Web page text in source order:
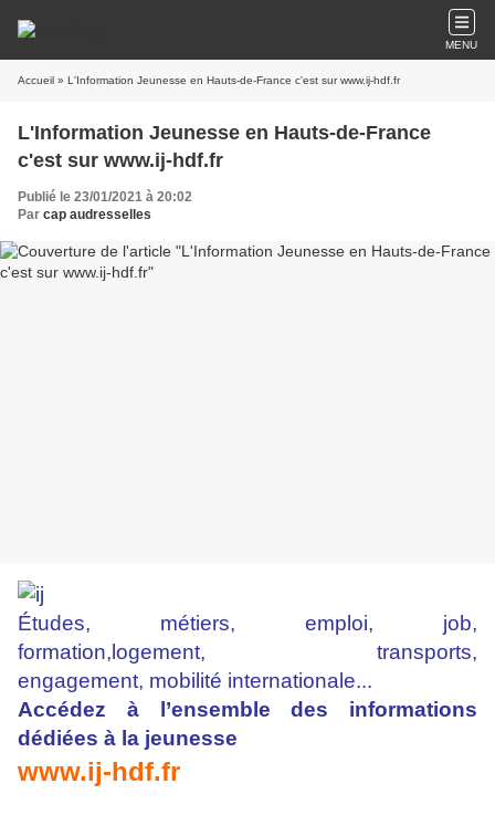
MENU
Accueil » L'Information Jeunesse en Hauts-de-France c'est sur www.ij-hdf.fr
L'Information Jeunesse en Hauts-de-France
c'est sur www.ij-hdf.fr
Publié le 23/01/2021 à 20:02
Par cap audresselles
Études, métiers, emploi, job,
formation, logement, transports,
engagement, mobilité internationale...
Accédez à l’ensemble des informations
dédiées à la jeunesse
www.ij-hdf.fr